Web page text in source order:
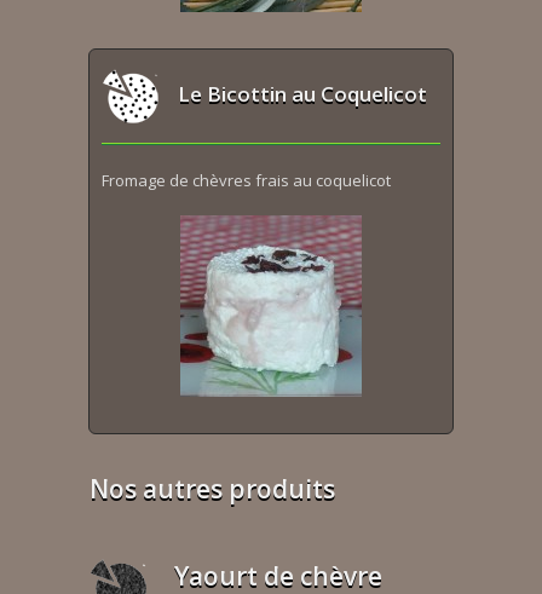
Le Bicottin au Coquelicot
Fromage de chèvres frais au coquelicot
Nos autres produits
Yaourt de chèvre